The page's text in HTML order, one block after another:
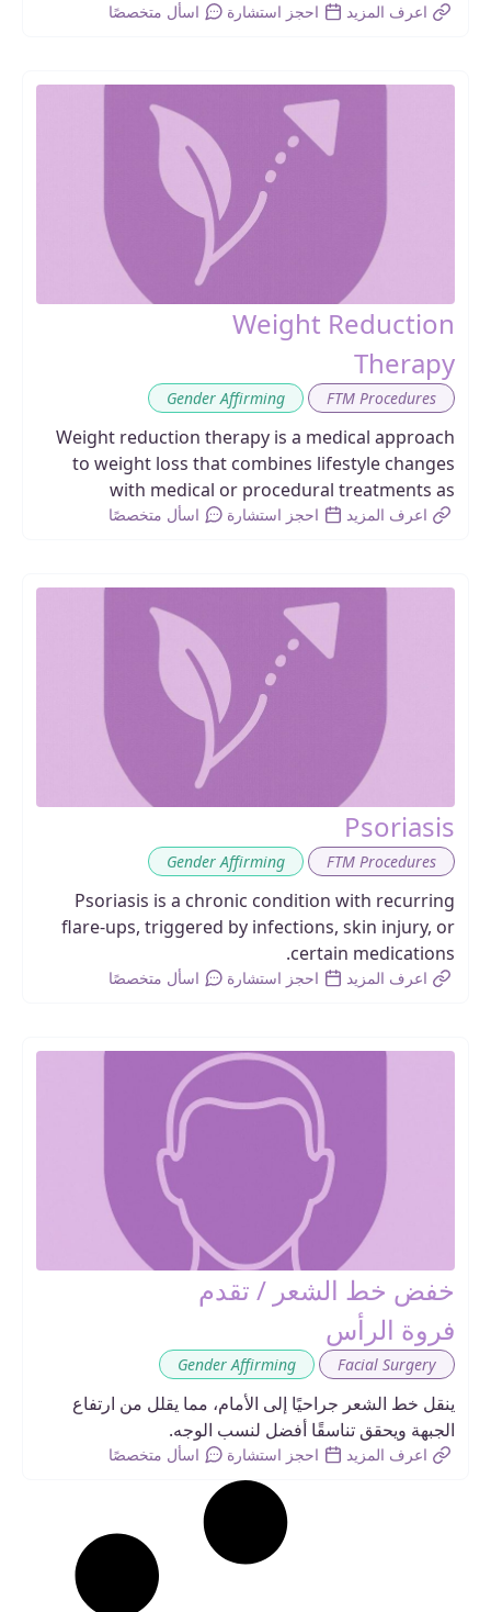
اعرف المزيد احجز استشارة اسأل متخصصًا
Weight Reduction
Therapy
FTM Procedures
Gender Affirming
Weight reduction therapy is a medical approach
to weight loss that combines lifestyle changes
with medical or procedural treatments as
اعرف المزيد احجز استشارة اسأل متخصصًا
Psoriasis
FTM Procedures
Gender Affirming
Psoriasis is a chronic condition with recurring
flare-ups, triggered by infections, skin injury, or
certain medications.
اعرف المزيد احجز استشارة اسأل متخصصًا
خفض خط الشعر / تقدم
فروة الرأس
Facial Surgery
Gender Affirming
ينقل خط الشعر جراحيًا إلى الأمام، مما يقلل من ارتفاع
الجبهة ويحقق تناسقًا أفضل لنسب الوجه.
اعرف المزيد احجز استشارة اسأل متخصصًا